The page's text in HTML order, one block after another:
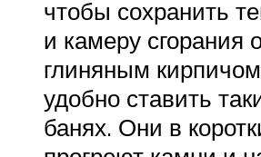
чтобы сохранить
и камеру сгорания
глиняным
удобно ставить
банях. Они в